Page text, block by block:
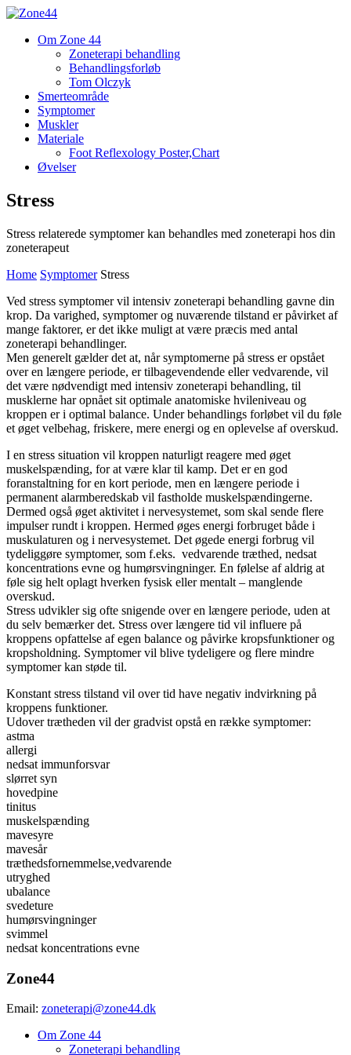
Om Zone 44
Zoneterapi behandling
Behandlingsforløb
Tom Olczyk
Smerteområde
Symptomer
Muskler
Materiale
Foot Reflexology Poster,Chart
Øvelser
Stress
Stress relaterede symptomer kan behandles med zoneterapi hos din
zoneterapeut
Home Symptomer Stress
Ved stress symptomer vil intensiv zoneterapi behandling gavne din
krop. Da varighed, symptomer og nuværende tilstand er påvirket af
mange faktorer, er det ikke muligt at være præcis med antal
zoneterapi behandlinger.
Men generelt gælder det at, når symptomerne på stress er opstået
over en længere periode, er tilbagevendende eller vedvarende, vil
det være nødvendigt med intensiv zoneterapi behandling, til
musklerne har opnået sit optimale anatomiske hvileniveau og
kroppen er i optimal balance. Under behandlings forløbet vil du føle
et øget velbehag, friskere, mere energi og en oplevelse af overskud.
I en stress situation vil kroppen naturligt reagere med øget
muskelspænding, for at være klar til kamp. Det er en god
foranstaltning for en kort periode, men en længere periode i
permanent alarmberedskab vil fastholde muskelspændingerne.
Dermed også øget aktivitet i nervesystemet, som skal sende flere
impulser rundt i kroppen. Hermed øges energi forbruget både i
muskulaturen og i nervesystemet. Det øgede energi forbrug vil
tydeliggøre symptomer, som f.eks. vedvarende træthed, nedsat
koncentrations evne og humørsvingninger. En følelse af aldrig at
føle sig helt oplagt hverken fysisk eller mentalt – manglende
overskud.
Stress udvikler sig ofte snigende over en længere periode, uden at
du selv bemærker det. Stress over længere tid vil influere på
kroppens opfattelse af egen balance og påvirke kropsfunktioner og
kropsholdning. Symptomer vil blive tydeligere og flere mindre
symptomer kan støde til.
Konstant stress tilstand vil over tid have negativ indvirkning på
kroppens funktioner.
Udover trætheden vil der gradvist opstå en række symptomer:
astma
allergi
nedsat immunforsvar
slørret syn
hovedpine
tinitus
muskelspænding
mavesyre
mavesår
træthedsfornemmelse,vedvarende
utryghed
ubalance
svedeture
humørsvingninger
svimmel
nedsat koncentrations evne
Zone44
Email: zoneterapi@zone44.dk
Om Zone 44
Zoneterapi behandling